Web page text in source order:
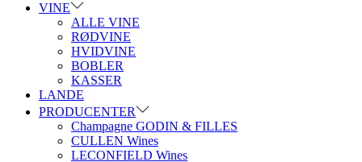
VINE
ALLE VINE
RØDVINE
HVIDVINE
BOBLER
KASSER
LANDE
PRODUCENTER
Champagne GODIN & FILLES
CULLEN Wines
LECONFIELD Wines